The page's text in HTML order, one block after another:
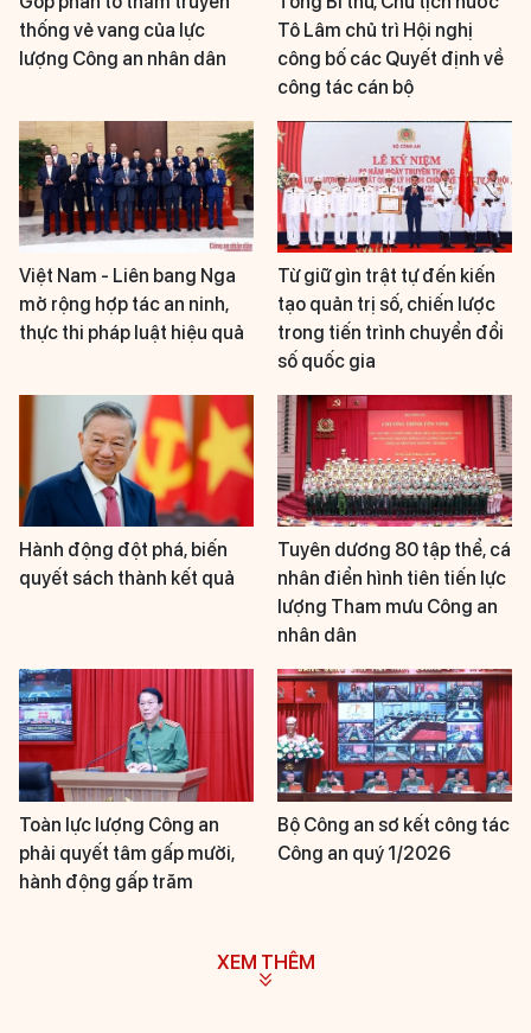
thống vẻ vang của lực
lượng Công an nhân dân
Tô Lâm chủ trì Hội nghị
công bố các Quyết định về
công tác cán bộ
Việt Nam - Liên bang Nga
mở rộng hợp tác an ninh,
thực thi pháp luật hiệu quả
Từ giữ gìn trật tự đến kiến
tạo quản trị số, chiến lược
trong tiến trình chuyển đổi
số quốc gia
Hành động đột phá, biến
quyết sách thành kết quả
Tuyên dương 80 tập thể, cá
nhân điển hình tiên tiến lực
lượng Tham mưu Công an
nhân dân
Toàn lực lượng Công an
phải quyết tâm gấp mười,
hành động gấp trăm
Bộ Công an sơ kết công tác
Công an quý 1/2026
XEM THÊM